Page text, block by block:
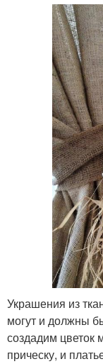
Украшения из
могут и должны
создадим цветок
прическу, и